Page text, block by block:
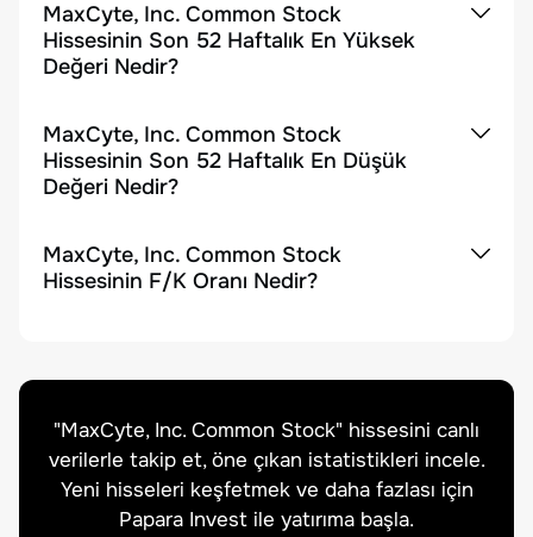
MaxCyte, Inc. Common Stock
Hissesinin Son 52 Haftalık En Yüksek
Değeri Nedir?
MaxCyte, Inc. Common Stock
Hissesinin Son 52 Haftalık En Düşük
Değeri Nedir?
MaxCyte, Inc. Common Stock
Hissesinin F/K Oranı Nedir?
"MaxCyte, Inc. Common Stock" hissesini canlı
verilerle takip et, öne çıkan istatistikleri incele.
Yeni hisseleri keşfetmek ve daha fazlası için
Papara Invest ile yatırıma başla.